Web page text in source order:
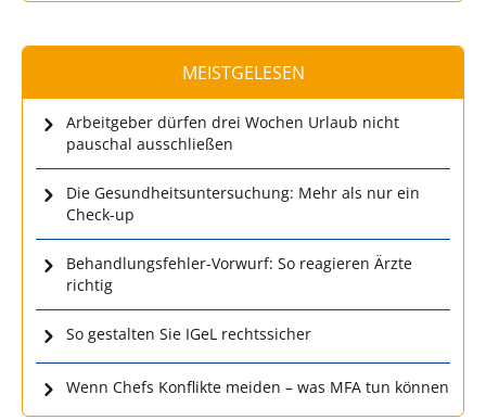
MEISTGELESEN
Arbeitgeber dürfen drei Wochen Urlaub nicht
pauschal ausschließen
Die Gesundheitsuntersuchung: Mehr als nur ein
Check-up
Behandlungsfehler-Vorwurf: So reagieren Ärzte
richtig
So gestalten Sie IGeL rechtssicher
Wenn Chefs Konflikte meiden – was MFA tun können